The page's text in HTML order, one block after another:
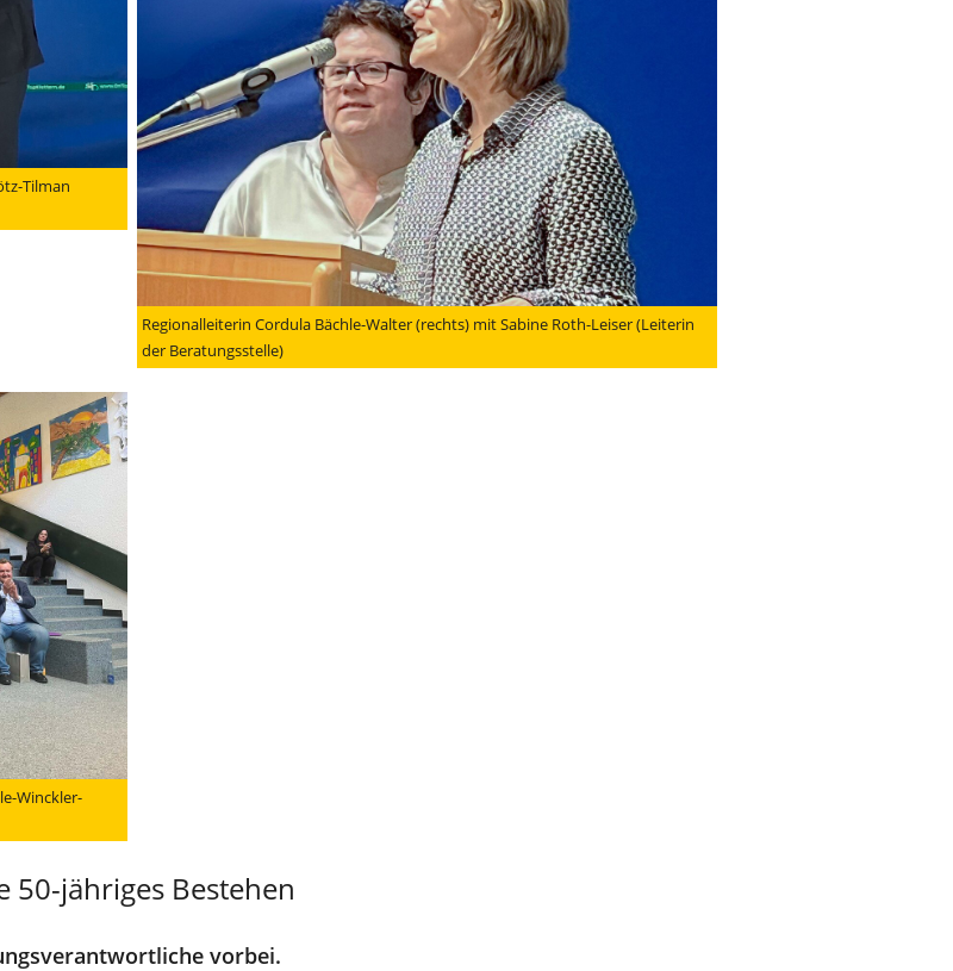
Tilman
Regionalleiterin Cordula Bächle-Walter (rechts) mit Sabine Roth-Leiser (Leiterin
der Beratungsstelle)
Winckler-
50-jähriges Bestehen
vorbei.